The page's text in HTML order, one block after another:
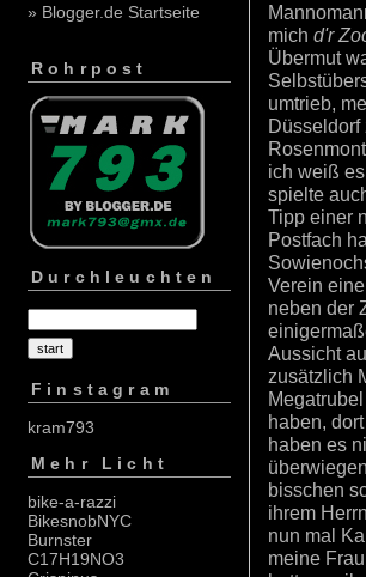
» Blogger.de Startseite
Rohrpost
Durchleuchten
Finstagram
kram793
Mehr Licht
bike-a-razzi
BikesnobNYC
Burnster
C17H19NO3
mich d'r
Übermut
umtrieb,
Düsseldorf
ich weiß
spielte
Tipp einer
Postfach
Verein
neben der
Aussicht
zusätzlich
haben,
haben es
bisschen
ihrem
nun mal
meine